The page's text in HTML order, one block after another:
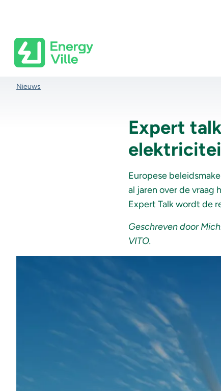
Kruimelpad
Nieuws
Expert
Europese
al jaren over de vraag
Expert Talk wordt de
Geschreven door
VITO.